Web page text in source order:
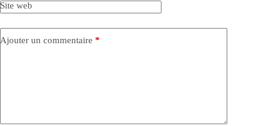
Site web
Ajouter un commentaire *